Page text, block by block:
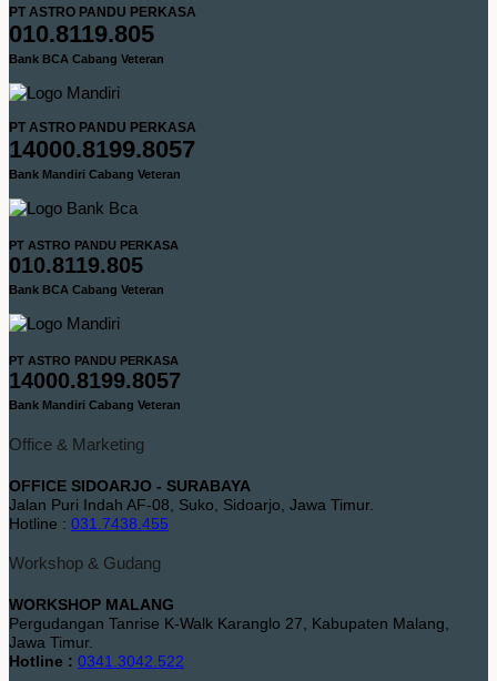
PT ASTRO PANDU PERKASA
010.8119.805
Bank BCA Cabang Veteran
PT ASTRO PANDU PERKASA
14000.8199.8057
Bank Mandiri Cabang Veteran
PT ASTRO PANDU PERKASA
010.8119.805
Bank BCA Cabang Veteran
PT ASTRO PANDU PERKASA
14000.8199.8057
Bank Mandiri Cabang Veteran
Office & Marketing
OFFICE SIDOARJO - SURABAYA
Jalan Puri Indah AF-08, Suko, Sidoarjo, Jawa Timur.
Hotline : 031.7438.455
Workshop & Gudang
WORKSHOP MALANG
Pergudangan Tanrise K-Walk Karanglo 27, Kabupaten Malang,
Jawa Timur.
Hotline : 0341.3042.522